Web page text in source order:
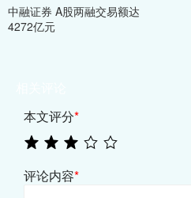
中融证券 A股两融交易额达
4272亿元
本文评分*
评论内容*